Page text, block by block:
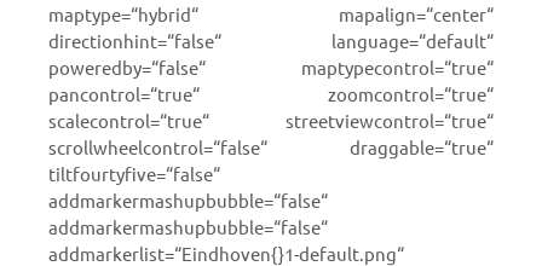
maptype=“hybrid“ mapalign=“center“
directionhint=“false“ language=“default“
poweredby=“false“ maptypecontrol=“true“
pancontrol=“true“ zoomcontrol=“true“
scalecontrol=“true“ streetviewcontrol=“true“
scrollwheelcontrol=“false“ draggable=“true“
tiltfourtyfive=“false“
addmarkermashupbubble=“false“
addmarkermashupbubble=“false“
addmarkerlist=“Eindhoven{}1-default.png“